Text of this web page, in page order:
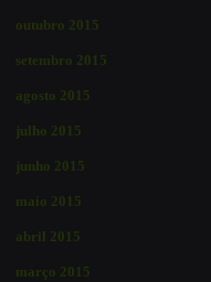
outubro 2015
setembro 2015
agosto 2015
julho 2015
junho 2015
maio 2015
abril 2015
março 2015